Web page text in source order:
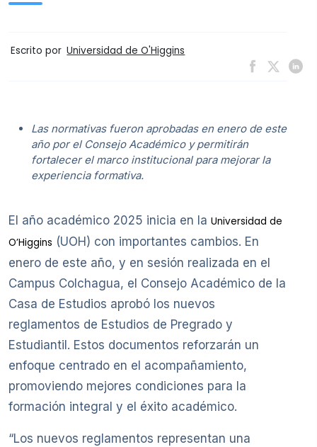
Escrito por Universidad de O'Higgins
Las normativas fueron aprobadas en enero de este
año por el Consejo Académico y permitirán
fortalecer el marco institucional para mejorar la
experiencia formativa.
El año académico 2025 inicia en la Universidad de
O’Higgins (UOH) con importantes cambios. En
enero de este año, y en sesión realizada en el
Campus Colchagua, el Consejo Académico de la
Casa de Estudios aprobó los nuevos
reglamentos de Estudios de Pregrado y
Estudiantil. Estos documentos reforzarán un
enfoque centrado en el acompañamiento,
promoviendo mejores condiciones para la
formación integral y el éxito académico.
“Los nuevos reglamentos representan una